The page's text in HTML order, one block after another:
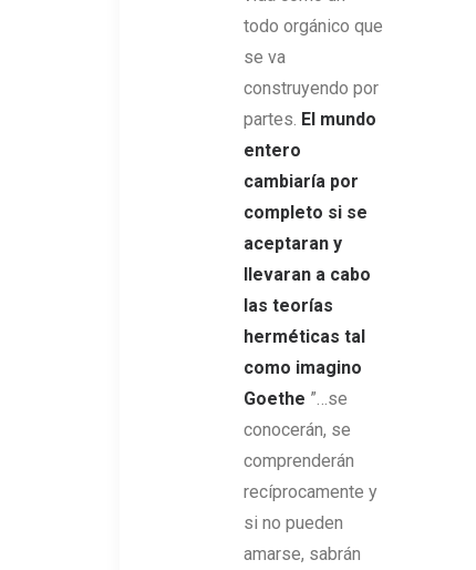
todo orgánico que
se va
construyendo por
partes. El mundo
entero
cambiaría por
completo si se
aceptaran y
llevaran a cabo
las teorías
herméticas tal
como imagino
Goethe ”…se
conocerán, se
comprenderán
recíprocamente y
si no pueden
amarse, sabrán